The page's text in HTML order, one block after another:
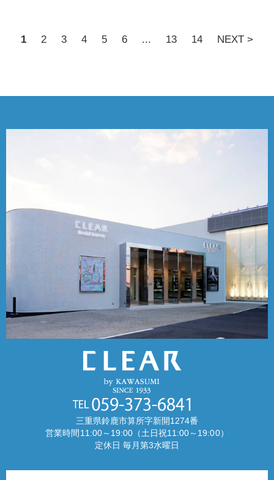
1 2 3 4 5 6 ... 13 14 NEXT >
三重県鈴鹿市算所字新開1274番
営業時間11:00～19:00（土日祝11:00～19:00）
定休日 毎月第3水曜日